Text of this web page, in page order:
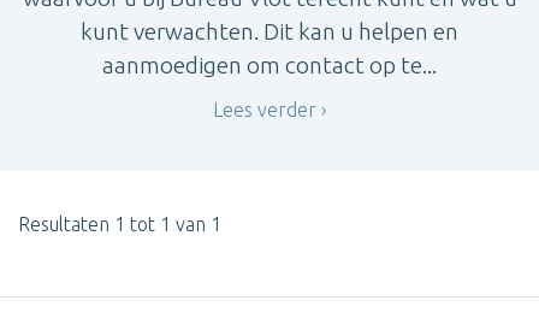
kunt verwachten. Dit kan u helpen en
aanmoedigen om contact op te...
Lees verder
Resultaten 1 tot 1 van 1